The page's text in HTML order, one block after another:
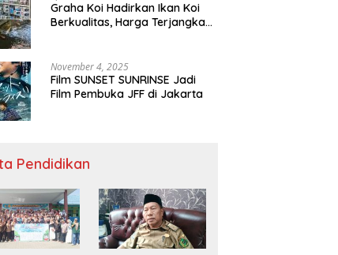
Graha Koi Hadirkan Ikan Koi
Berkualitas, Harga Terjangkau
November 4, 2025
Film SUNSET SUNRINSE Jadi
Film Pembuka JFF di Jakarta
Pendidikan